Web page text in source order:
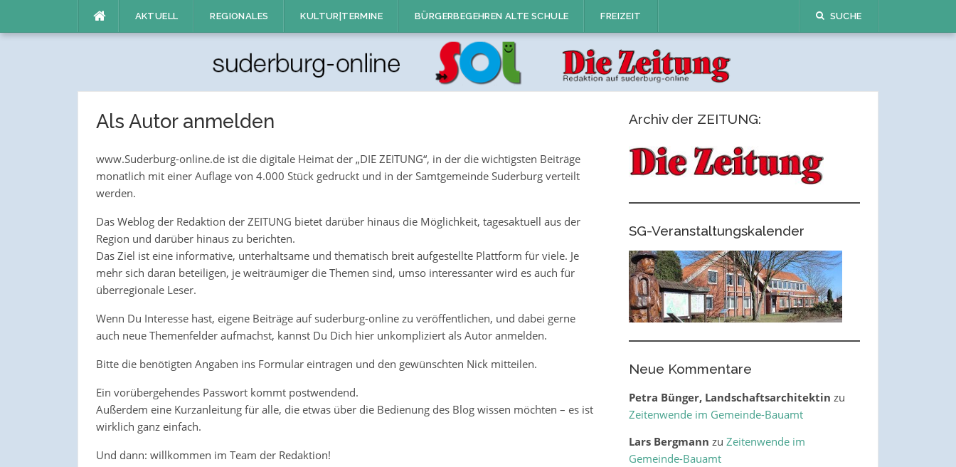
AKTUELL REGIONALES KULTUR|TERMINE BÜRGERBEGEHREN ALTE SCHULE FREIZEIT SUCHE
Als Autor anmelden
www.Suderburg-online.de ist die digitale Heimat der „DIE ZEITUNG“, in der die wichtigsten Beiträge
monatlich mit einer Auflage von 4.000 Stück gedruckt und in der Samtgemeinde Suderburg verteilt
werden.
Das Weblog der Redaktion der ZEITUNG bietet darüber hinaus die Möglichkeit, tagesaktuell aus der
Region und darüber hinaus zu berichten.
Das Ziel ist eine informative, unterhaltsame und thematisch breit aufgestellte Plattform für viele. Je
mehr sich daran beteiligen, je weiträumiger die Themen sind, umso interessanter wird es auch für
überregionale Leser.
Wenn Du Interesse hast, eigene Beiträge auf suderburg-online zu veröffentlichen, und dabei gerne
auch neue Themenfelder aufmachst, kannst Du Dich hier unkompliziert als Autor anmelden.
Bitte die benötigten Angaben ins Formular eintragen und den gewünschten Nick mitteilen.
Ein vorübergehendes Passwort kommt postwendend.
Außerdem eine Kurzanleitung für alle, die etwas über die Bedienung des Blog wissen möchten – es ist
wirklich ganz einfach.
Und dann: willkommen im Team der Redaktion!
Archiv der ZEITUNG:
SG-Veranstaltungskalender
Neue Kommentare
Petra Bünger, Landschaftsarchitektin zu
Zeitenwende im Gemeinde-Bauamt
Lars Bergmann zu Zeitenwende im
Gemeinde-Bauamt